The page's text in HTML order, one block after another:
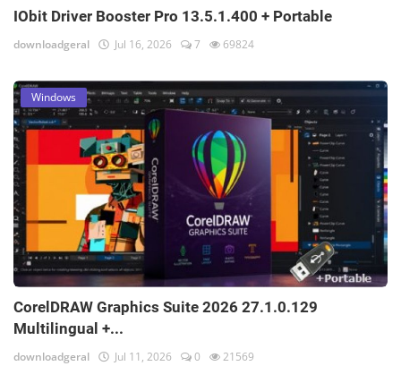
IObit Driver Booster Pro 13.5.1.400 + Portable
downloadgeral Jul 16, 2026 7 69824
Windows
CorelDRAW Graphics Suite 2026 27.1.0.129
Multilingual +...
downloadgeral Jul 11, 2026 0 21569